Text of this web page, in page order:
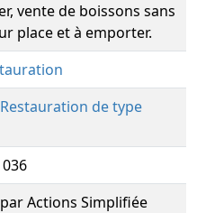
vente de boissons sans
place et à emporter.
Restauration de type
Actions Simplifiée